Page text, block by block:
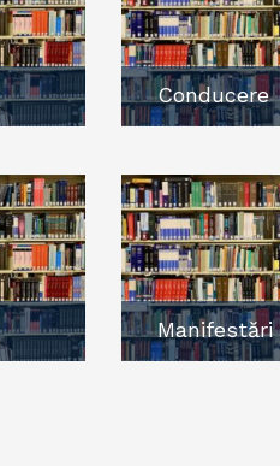
Conducere